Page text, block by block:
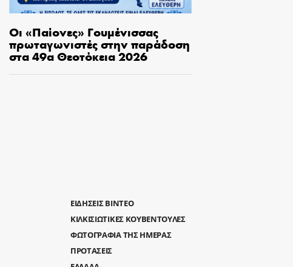
Οι «Παίονες» Γουμένισσας
πρωταγωνιστές στην παράδοση
στα 49α Θεοτόκεια 2026
ΕΙΔΗΣΕΙΣ ΒΙΝΤΕΟ
ΚΙΛΚΙΣΙΩΤΙΚΕΣ ΚΟΥΒΕΝΤΟΥΛΕΣ
ΦΩΤΟΓΡΑΦΙΑ ΤΗΣ ΗΜΕΡΑΣ
ΠΡΟΤΑΣΕΙΣ